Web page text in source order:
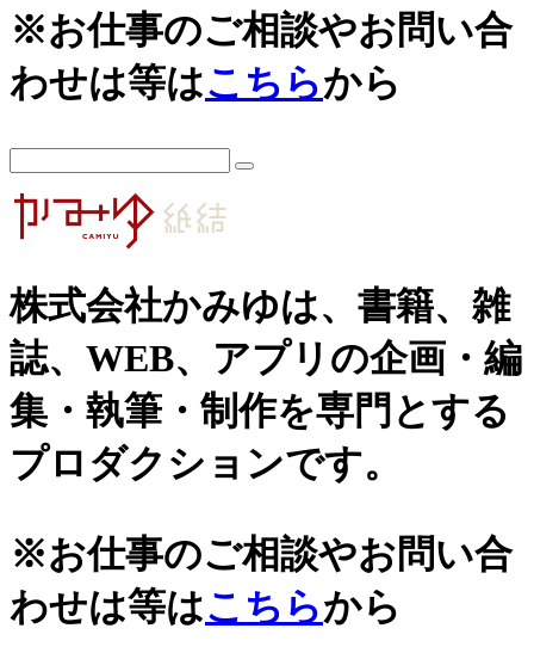
※お仕事のご相談やお問い合
わせは等はこちらから
株式会社かみゆは、書籍、雑
誌、WEB、アプリの企画・編
集・執筆・制作を専門とする
プロダクションです。
※お仕事のご相談やお問い合
わせは等はこちらから
日本史通史
戦国時代、戦国武将
江戸時代、幕末
世界史関連
小・中学生向け歴史書
大河ドラマ、テレビ・映画関連
史跡ガイド
宗教、神話、神社仏閣
天皇制
地政学
雑誌媒体
広報誌、新聞媒体
ウェブ媒体
エンタメ・トレンド
生活・文化
日本中世史（鎌倉・室町）
仏教・仏像
2026年
2024年
2023年
2021年
2019年
2018年
2017年
2016年
2014年
2013年
2012年